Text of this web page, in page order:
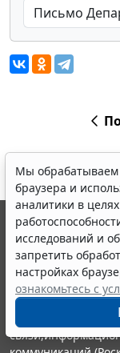
Мы
браузера и
аналитики в
исследований и
запретить
настройках
ознакомьтесь с
© ООО "НПП
выпускается с
являются
информации
Портал ГАРАНТ.РУ
издания